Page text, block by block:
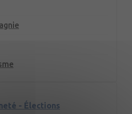
- Élections